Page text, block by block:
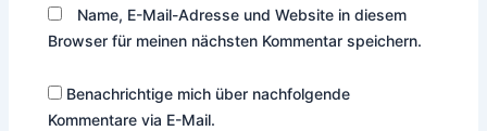
Name, E-Mail-Adresse und Website in diesem
Browser für meinen nächsten Kommentar speichern.
Benachrichtige mich über nachfolgende
Kommentare via E-Mail.